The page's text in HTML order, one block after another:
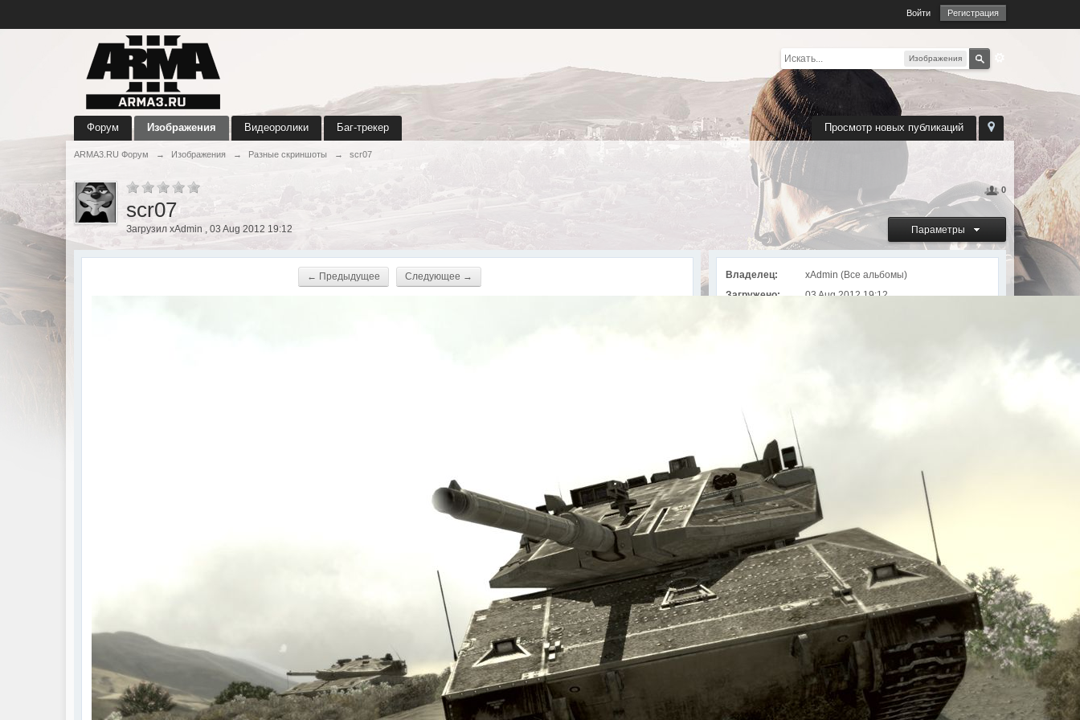
Войти Регистрация
Изображения
Просмотр новых публикаций
Форум Изображения Видеоролики Баг-трекер
ARMA3.RU Форум → Изображения → Разные скриншоты → scr07
0
Параметры
scr07
Загрузил xAdmin , 03 Aug 2012 19:12
Владелец: xAdmin (Все альбомы)
Загружено:
03 Aug 2012 19:12
← Предыдущее Следующее →